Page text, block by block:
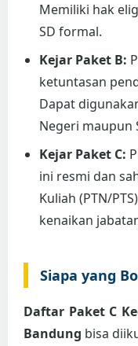
Memiliki hak
SD formal.
Kejar Paket B:
ketuntasan
Dapat
Negeri maupun
Kejar Paket C:
ini resmi dan
Kuliah (PTN/
kenaikan
Siapa yang
Daftar Paket C
Bandung bisa